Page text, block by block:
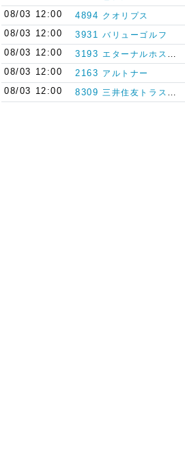
08/03 12:00
4894 クオリプス
08/03 12:00
3931 バリューゴルフ
08/03 12:00
3193 エターナルホスピタリティグループ
08/03 12:00
2163 アルトナー
08/03 12:00
8309 三井住友トラストグループ